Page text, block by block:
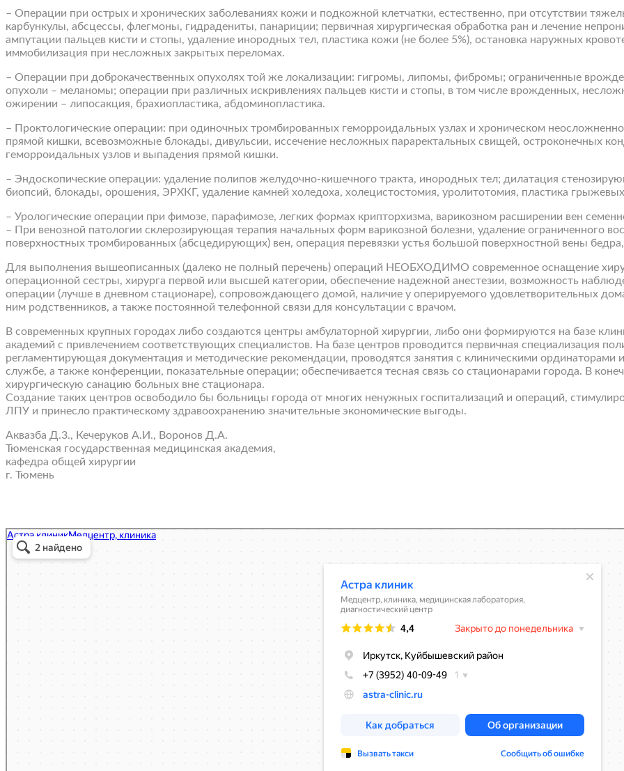
– Операции при острых и хронических заболеваниях кожи и подкожной клетчатки, естественно, при отсутствии
карбункулы, абсцессы, флегмоны, гидрадениты, панариции; первичная хирургическая обработка ран и лечение
ампутации пальцев кисти и стопы, удаление инородных тел, пластика кожи (не более 5%), остановка наружных
иммобилизация при несложных закрытых переломах.
– Операции при доброкачественных опухолях той же локализации: гигромы, липомы, фибромы; ограниченные
опухоли – меланомы; операции при различных искривлениях пальцев кисти и стопы, в том числе врожденных,
ожирении – липосакция, брахиопластика, абдоминопластика.
– Проктологические операции: при одиночных тромбированных геморроидальных узлах и хроническом
прямой кишки, всевозможные блокады, дивульсии, иссечение несложных параректальных свищей, остроконечных
геморроидальных узлов и выпадения прямой кишки.
– Эндоскопические операции: удаление полипов желудочно-кишечного тракта, инородных тел; дилатация
биопсий, блокады, орошения, ЭРХКГ, удаление камней холедоха, холецистостомия, уролитотомия, пластика
– Урологические операции при фимозе, парафимозе, легких формах крипторхизма, варикозном расширении вен
– При венозной патологии склерозирующая терапия начальных форм варикозной болезни, удаление ограниченного
поверхностных тромбированных (абсцедирующих) вен, операция перевязки устья большой поверхностной вены бедра,
Для выполнения вышеописанных (далеко не полный перечень) операций НЕОБХОДИМО современное оснащение
операционной сестры, хирурга первой или высшей категории, обеспечение надежной анестезии, возможность
операции (лучше в дневном стационаре), сопровождающего домой, наличие у оперируемого удовлетворительных
ним родственников, а также постоянной телефонной связи для консультации с врачом.
В современных крупных городах либо создаются центры амбулаторной хирургии, либо они формируются на базе
академий с привлечением соответствующих специалистов. На базе центров проводится первичная специализация
регламентирующая документация и методические рекомендации, проводятся занятия с клиническими ординаторами
службе, а также конференции, показательные операции; обеспечивается тесная связь со стационарами города. В
хирургическую санацию больных вне стационара.
Создание таких центров освободило бы больницы города от многих ненужных госпитализаций и операций,
ЛПУ и принесло практическому здравоохранению значительные экономические выгоды.
Аквазба Д.3., Кечеруков А.И., Воронов Д.А.
Тюменская государственная медицинская академия,
кафедра общей хирургии
г. Тюмень
Astra Clinic
Medical center, clinic in Irkutsk
Diagnostic center in Irkutsk